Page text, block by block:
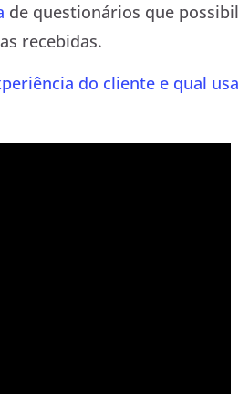
de questionários que
recebidas.
do cliente e qual